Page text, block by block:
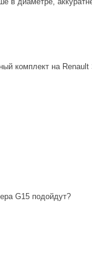
комплект на Renault
G15 подойдут?